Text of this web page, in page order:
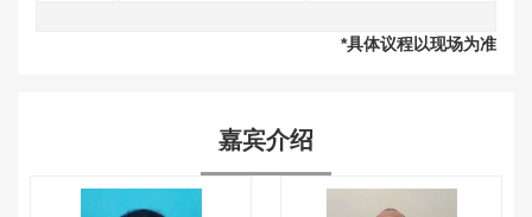
*具体议程以现场为准
嘉宾介绍